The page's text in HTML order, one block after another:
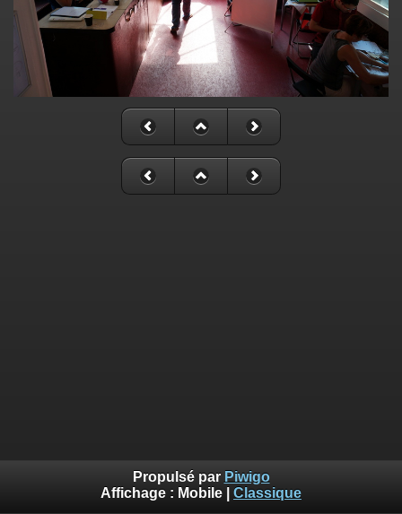
Propulsé par Piwigo
Affichage : Mobile Classique